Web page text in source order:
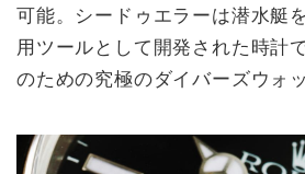
可能。シードゥエラーは潜水艇
用ツールとして開発された時計
のための究極のダイバーズウォ